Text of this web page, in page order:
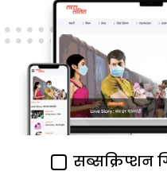
सब्सक्रिप्शन